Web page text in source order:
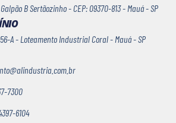
B Sertãozinho - CEP: 09370-813 - Mauá - SP
A - Loteamento Industrial Coral - Mauá - SP
7300
6104